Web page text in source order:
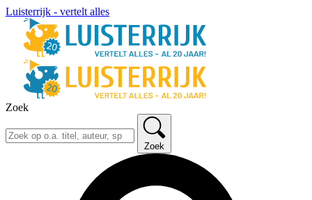
Luisterrijk - vertelt alles
Zoek
Zoek